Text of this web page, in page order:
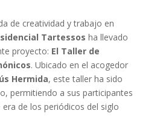
de creatividad y trabajo en
Tartessos ha llevado
proyecto: El Taller de
. Ubicado en el acogedor
Hermida, este taller ha sido
permitiendo a sus participantes
de los periódicos del siglo